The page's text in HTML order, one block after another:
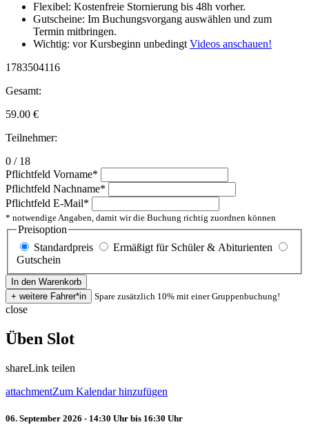
Flexibel: Kostenfreie Stornierung bis 48h vorher.
Gutscheine: Im Buchungsvorgang auswählen und zum
Termin mitbringen.
Wichtig: vor Kursbeginn unbedingt Videos anschauen!
1783504116
Gesamt:
59.00 €
Teilnehmer:
0 / 18
Pflichtfeld Vorname*
Pflichtfeld Nachname*
Pflichtfeld E-Mail*
* notwendige Angaben, damit wir die Buchung richtig zuordnen können
Preisoption
Standardpreis
Ermäßigt für Schüler & Abiturienten
Gutschein
Spare zusätzlich 10% mit einer Gruppenbuchung!
close
Üben Slot
shareLink teilen
attachmentZum Kalendar hinzufügen
06. September 2026 - 14:30 Uhr bis 16:30 Uhr